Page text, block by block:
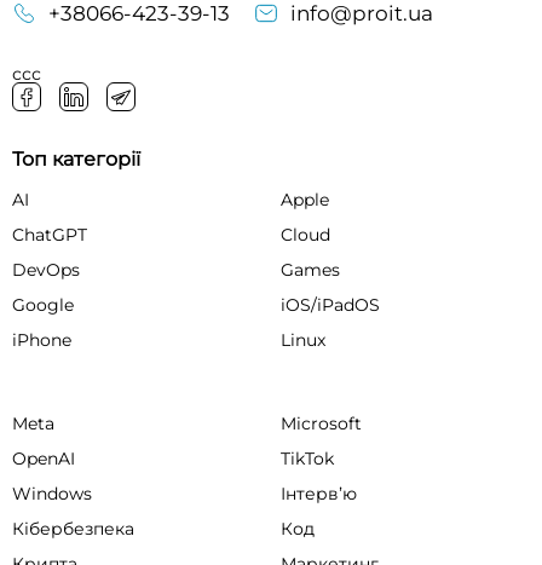
+38066-423-39-13
info@proit.ua
ссс
Топ категорії
AI
Apple
ChatGPT
Cloud
DevOps
Games
Google
iOS/iPadOS
iPhone
Linux
Meta
Microsoft
OpenAI
TikTok
Windows
Інтервʼю
Кібербезпека
Код